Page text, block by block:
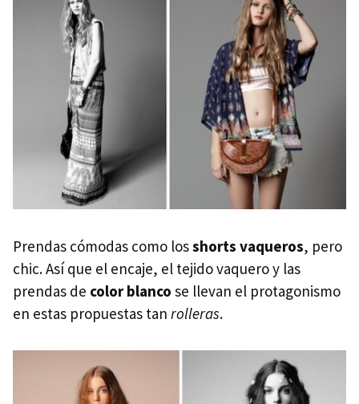
Prendas cómodas como losshorts vaqueros, pero
chic. Así que el encaje, el tejido vaquero y las
prendas de color blanco se llevan el protagonismo
en estas propuestas tan rolleras.